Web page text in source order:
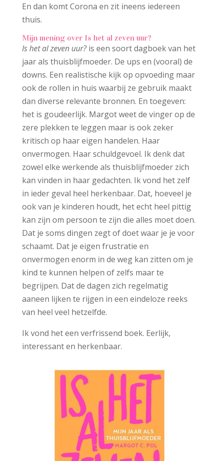
En dan komt Corona en zit ineens iedereen
thuis.
Mijn mening over Is het al zeven uur?
Is het al zeven uur?is een soort dagboek van het
jaar als thuisblijfmoeder. De ups en (vooral) de
downs. Een realistische kijk op opvoeding maar
ook de rollen in huis waarbij ze gebruik maakt
dan diverse relevante bronnen. En toegeven:
het is goudeerlijk. Margot weet de vinger op de
zere plekken te leggen maar is ook zeker
kritisch op haar eigen handelen. Haar
onvermogen. Haar schuldgevoel. Ik denk dat
zowel elke werkende als thuisblijfmoeder zich
kan vinden in haar gedachten. Ik vond het zelf
in ieder geval heel herkenbaar. Dat, hoeveel je
ook van je kinderen houdt, het echt heel pittig
kan zijn om persoon te zijn die alles moet doen.
Dat je soms dingen zegt of doet waar je je voor
schaamt. Dat je eigen frustratie en
onvermogen enorm in de weg kan zitten om je
kind te kunnen helpen of zelfs maar te
begrijpen. Dat de dagen zich regelmatig
aaneen lijken te rijgen in een eindeloze reeks
van heel veel hetzelfde.
Ik vond het een verfrissend boek. Eerlijk,
interessant en herkenbaar.